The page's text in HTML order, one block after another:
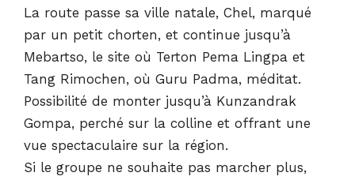
La route passe sa ville natale, Chel, marqué
par un petit chorten, et continue jusqu’à
Mebartso, le site où Terton Pema Lingpa et
Tang Rimochen, où Guru Padma, méditat.
Possibilité de monter jusqu’à Kunzandrak
Gompa, perché sur la colline et offrant une
vue spectaculaire sur la région.
Si le groupe ne souhaite pas marcher plus,